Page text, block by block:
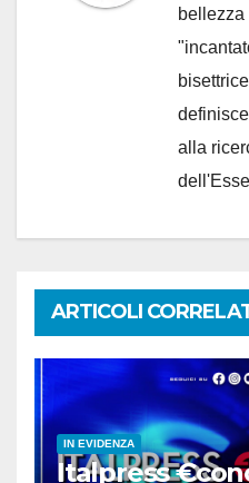
alla
ARTICOLI
IN EVIDENZA
Italpress